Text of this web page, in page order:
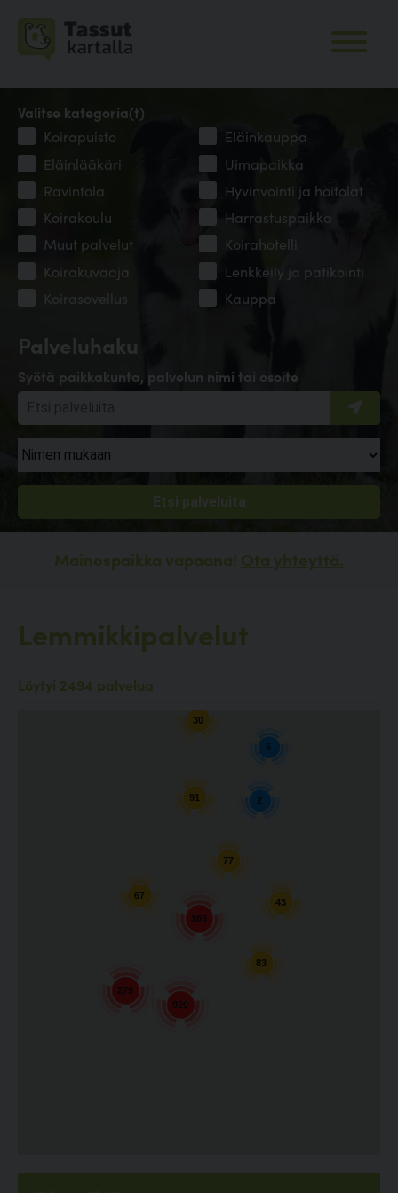
Palveluhaku
Syötä paikkakunta, palvelun nimi tai osoite
Valitse kategoria(t)
Koirapuisto
Eläinkauppa
Eläinlääkäri
Uimapaikka
Ravintola
Hyvinvointi ja hoitolat
Koirakoulu
Harrastuspaikka
Muut palvelut
Koirahotelli
Koirakuvaaja
Lenkkeily ja patikointi
Koirasovellus
Kauppa
Mainospaikka vapaana! Ota yhteyttä.
Lemmikkipalvelut
Löytyi 2494 palvelua
920
165
67
91
77
83
43
6
279
30
2